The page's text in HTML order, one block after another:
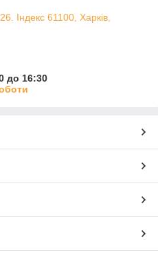
Індекс 61100, Харків,
до 16:30